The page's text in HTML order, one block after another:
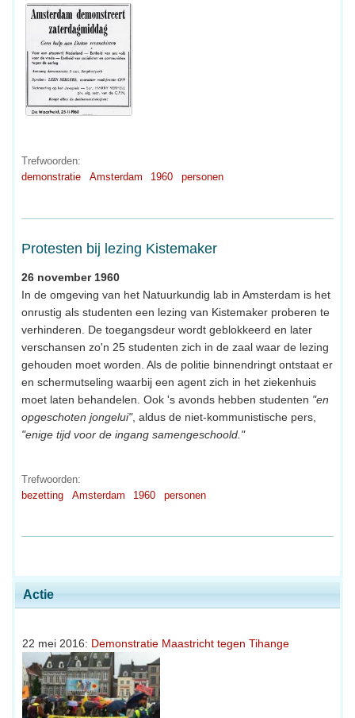
Actie
22 mei 2016: Demonstratie Maastricht tegen Tihange
Trefwoorden:
demonstratie
Amsterdam 1960 personen
Protesten bij lezing Kistemaker
26 november 1960
In de omgeving van het Natuurkundig lab in Amsterdam is het
onrustig als studenten een lezing van Kistemaker proberen te
verhinderen. De toegangsdeur wordt geblokkeerd en later
verschansen zo'n 25 studenten zich in de zaal waar de lezing
gehouden moet worden. Als de politie binnendringt ontstaat er
en schermutseling waarbij een agent zich in het ziekenhuis
moet laten behandelen. Ook 's avonds hebben studenten "en
opgeschoten jongelui", aldus de niet-kommunistische pers,
"enige tijd voor de ingang samengeschoold."
Trefwoorden:
bezetting
Amsterdam 1960 personen